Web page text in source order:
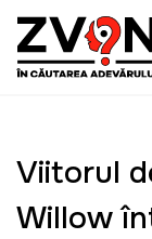
Viitorul
Willow